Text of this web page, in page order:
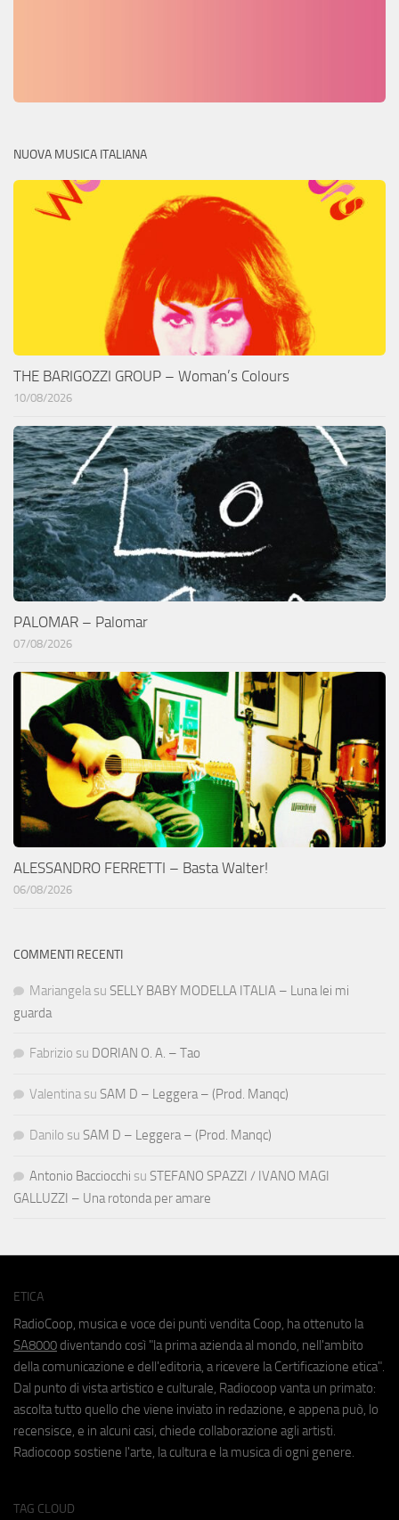
NUOVA MUSICA ITALIANA
THE BARIGOZZI GROUP – Woman’s Colours
10/08/2026
PALOMAR – Palomar
07/08/2026
ALESSANDRO FERRETTI – Basta Walter!
06/08/2026
COMMENTI RECENTI
Mariangela su SELLY BABY MODELLA ITALIA – Luna lei mi
guarda
Fabrizio su DORIAN O. A. – Tao
Valentina su SAM D – Leggera – (Prod. Manqc)
Danilo su SAM D – Leggera – (Prod. Manqc)
Antonio Bacciocchi su STEFANO SPAZZI / IVANO MAGI
GALLUZZI – Una rotonda per amare
ETICA
RadioCoop, musica e voce dei punti vendita Coop, ha ottenuto la
SA8000 diventando così "la prima azienda al mondo, nell'ambito
della comunicazione e dell'editoria, a ricevere la Certificazione etica".
Dal punto di vista artistico e culturale, Radiocoop vanta un primato:
ascolta tutto quello che viene inviato in redazione, e appena può, lo
recensisce, e in alcuni casi, chiede collaborazione agli artisti.
Radiocoop sostiene l'arte, la cultura e la musica di ogni genere.
TAG CLOUD